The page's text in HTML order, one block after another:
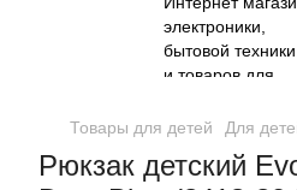
Товары для детей Для
Рюкзак детский